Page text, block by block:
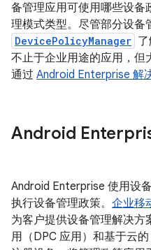
备管理应用可使用哪些设备
理模式类型。尽管部分设备
DevicePolicyManager
不止于企业用途的应用，但
通过 Android Enterprise 解
Android
Android Enterprise 使用设
执行设备管理政策。 企业移
为客户提供设备管理解决
用（DPC 应用）和基于云